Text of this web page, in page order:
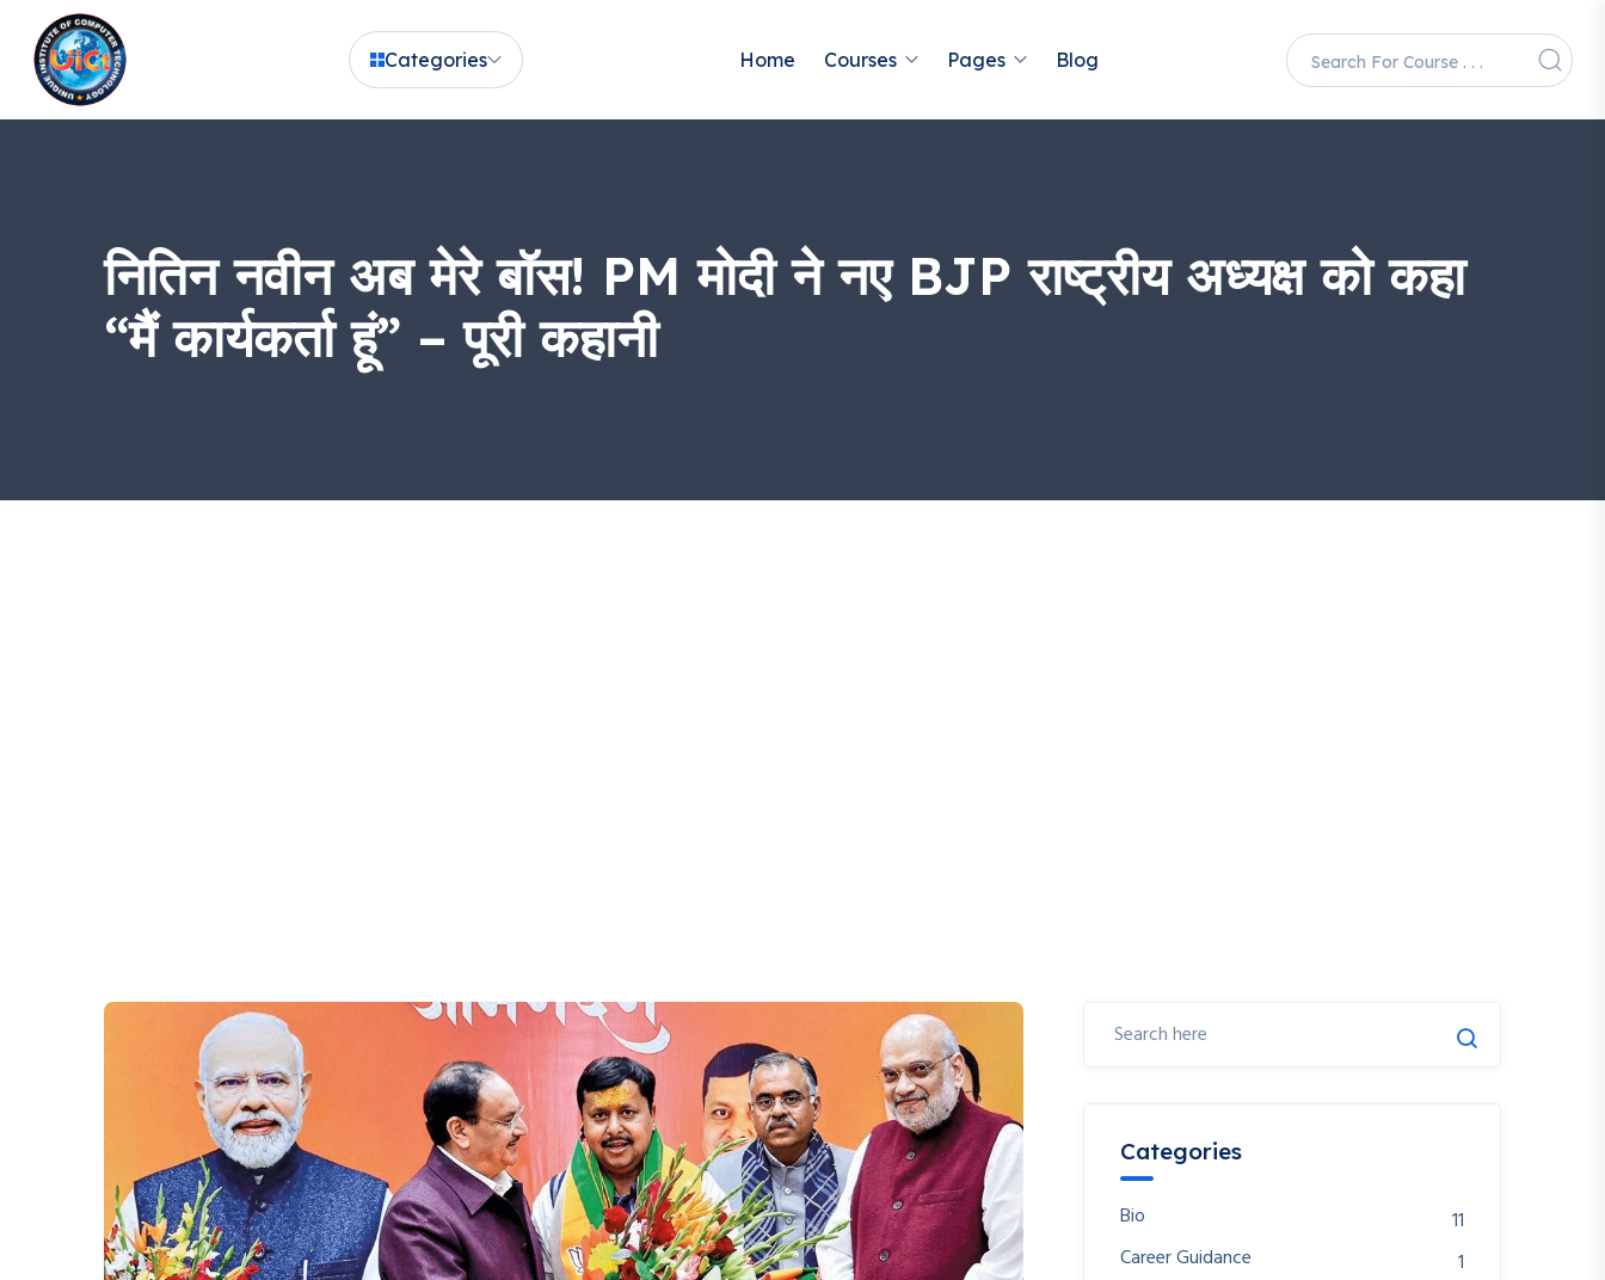
Categories Home Courses Pages Blog
नितिन नवीन अब मेरे बॉस! PM मोदी ने नए BJP राष्ट्रीय अध्यक्ष को कहा
“मैं कार्यकर्ता हूं” – पूरी कहानी
Categories
Bio
11
Career Guidance
1